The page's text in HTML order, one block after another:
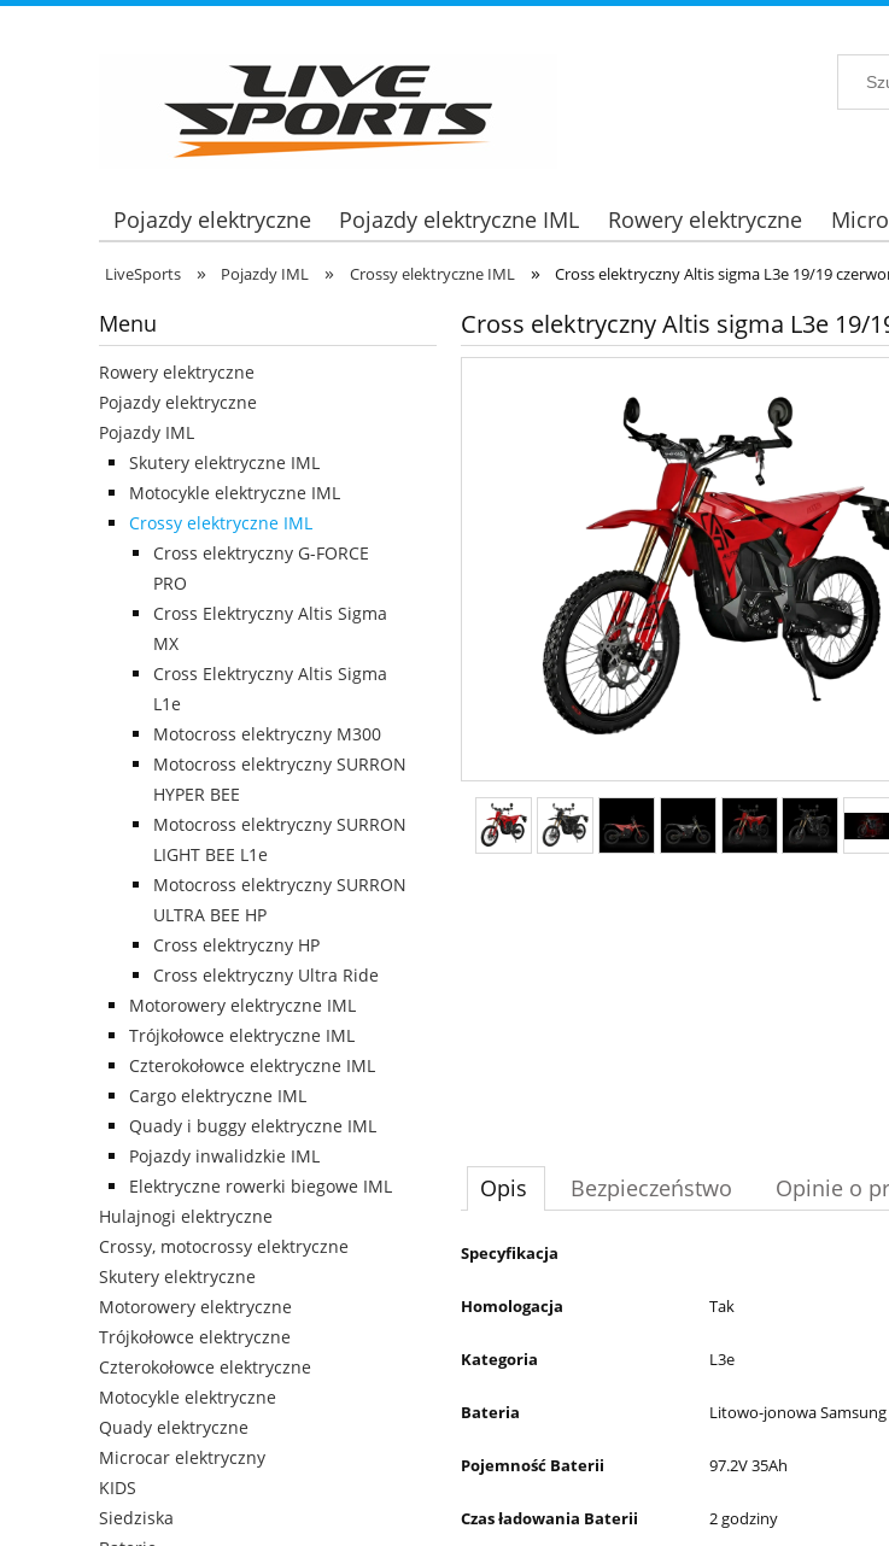
Pojazdy elektryczne Pojazdy elektryczne IML Rowery elektryczne
LiveSports » Pojazdy IML » Crossy elektryczne IML » Cross elektryczny Altis sigma L3e 19/19
Menu
Rowery elektryczne
Pojazdy elektryczne
Pojazdy IML
Skutery elektryczne IML
Motocykle elektryczne IML
Crossy elektryczne IML
Cross elektryczny G-FORCE
PRO
Cross Elektryczny Altis Sigma
MX
Cross Elektryczny Altis Sigma
L1e
Motocross elektryczny M300
Motocross elektryczny SURRON
HYPER BEE
Motocross elektryczny SURRON
LIGHT BEE L1e
Motocross elektryczny SURRON
ULTRA BEE HP
Cross elektryczny HP
Cross elektryczny Ultra Ride
Motorowery elektryczne IML
Trójkołowce elektryczne IML
Czterokołowce elektryczne IML
Cargo elektryczne IML
Quady i buggy elektryczne IML
Pojazdy inwalidzkie IML
Elektryczne rowerki biegowe IML
Hulajnogi elektryczne
Crossy, motocrossy elektryczne
Skutery elektryczne
Motorowery elektryczne
Trójkołowce elektryczne
Czterokołowce elektryczne
Motocykle elektryczne
Quady elektryczne
Microcar elektryczny
KIDS
Siedziska
Cross elektryczny Altis sigma L3e 19/
Opis Bezpieczeństwo Opinie o
Specyfikacja
Homologacja Tak
Kategoria L3e
Bateria Litowo-jonowa Samsung
Pojemność Baterii 97.2V 35Ah
Czas ładowania Baterii 2 godziny